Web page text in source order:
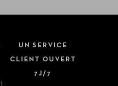
UN SERVICE
CLIENT OUVERT
7J/7